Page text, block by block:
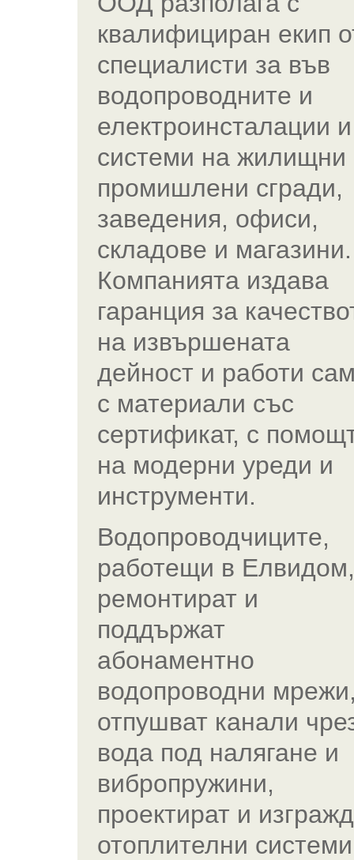
квалифициран екип
специалисти за във
водопроводните и
електроинсталации и
системи на жилищни
промишлени сгради,
заведения, офиси,
складове и магазини.
Компанията издава
гаранция за
на извършената
дейност и работи
с материали със
сертификат, с
на модерни уреди и
инструменти.
Водопроводчиците,
работещи в Елвидом,
ремонтират и
поддържат
абонаментно
водопроводни
отпушват канали
вода под налягане и
вибропружини,
проектират и
отоплителни